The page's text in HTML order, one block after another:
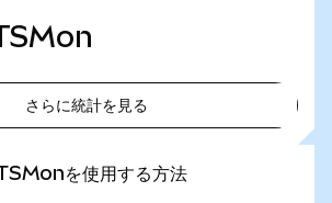
さらに統計を見る
を使用する方法